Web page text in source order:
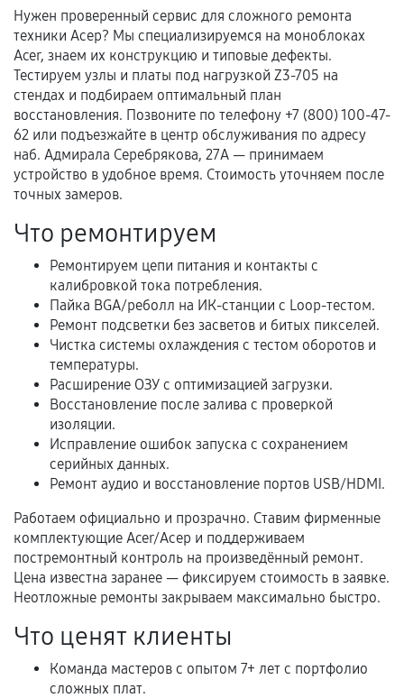
техническим характеристикам.
Документы для подтверждения
гарантии
Гарантийный талон.
Акт выполненных работ с датой, перечнем
услуг и сроком гарантии.
Документы на установленные комплектующие
и кассовый чек.
Расширенная гарантия
В некоторых случаях возможно оформление
расширенной гарантии. Стоимость, сроки и
условия продления согласовываются отдельно и
фиксируются в документах.
Нарушение правил эксплуатации,
механические повреждения, попадание влаги,
перегрев, коррозия.
третьих лиц.
Естественный износ деталей, если иное не
предусмотрено отдельно.
Нужен проверенный сервис для сложного ремонта
техники Асер? Мы специализируемся на моноблоках
Acer, знаем их конструкцию и типовые дефекты.
Тестируем узлы и платы под нагрузкой Z3-705 на
стендах и подбираем оптимальный план
восстановления. Позвоните по телефону +7 (800) 100-47-
62 или подъезжайте в центр обслуживания по адресу
наб. Адмирала Серебрякова, 27А — принимаем
устройство в удобное время. Стоимость уточняем после
точных замеров.
Что ремонтируем
Ремонтируем цепи питания и контакты с
калибровкой тока потребления.
Пайка BGA/реболл на ИК-станции с Loop-тестом.
Ремонт подсветки без засветов и битых пикселей.
Чистка системы охлаждения с тестом оборотов и
температуры.
Расширение ОЗУ с оптимизацией загрузки.
Восстановление после залива с проверкой
изоляции.
Исправление ошибок запуска с сохранением
серийных данных.
Ремонт аудио и восстановление портов USB/HDMI.
Работаем официально и прозрачно. Ставим фирменные
комплектующие Acer/Асер и поддерживаем
постремонтный контроль на произведённый ремонт.
Цена известна заранее — фиксируем стоимость в заявке.
Неотложные ремонты закрываем максимально быстро.
Что ценят клиенты
Команда мастеров с опытом 7+ лет с портфолио
сложных плат.